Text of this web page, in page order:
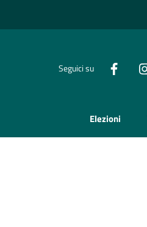
Seguici su
Elezioni